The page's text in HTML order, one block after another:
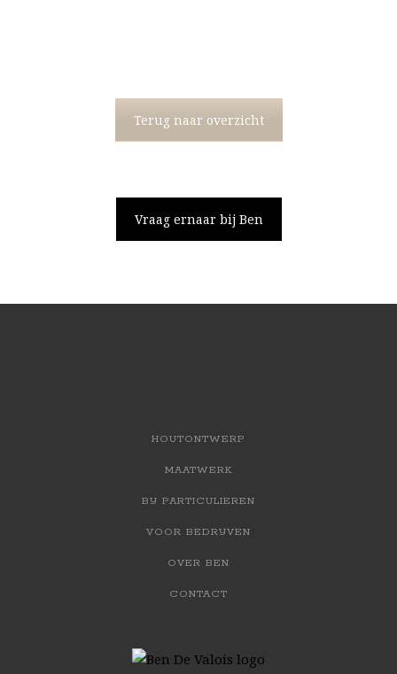
Terug naar overzicht
Vraag ernaar bij Ben
HOUTONTWERP
MAATWERK
BIJ PARTICULIEREN
VOOR BEDRIJVEN
OVER BEN
CONTACT